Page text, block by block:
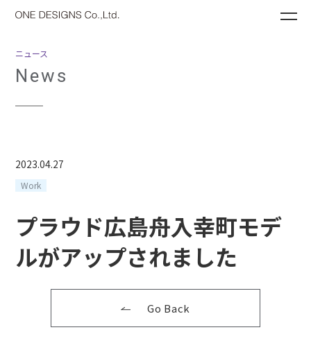
ニュース
News
2023.04.27
Work
プラウド広島舟入幸町モデ
ルがアップされました
Go Back